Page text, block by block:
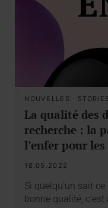
NOUVELLES · STORIES
La qualité des
recherche : la
l’enfer pour
18.05.2022
Si quelqu’un sait
bonne qualité, c’est